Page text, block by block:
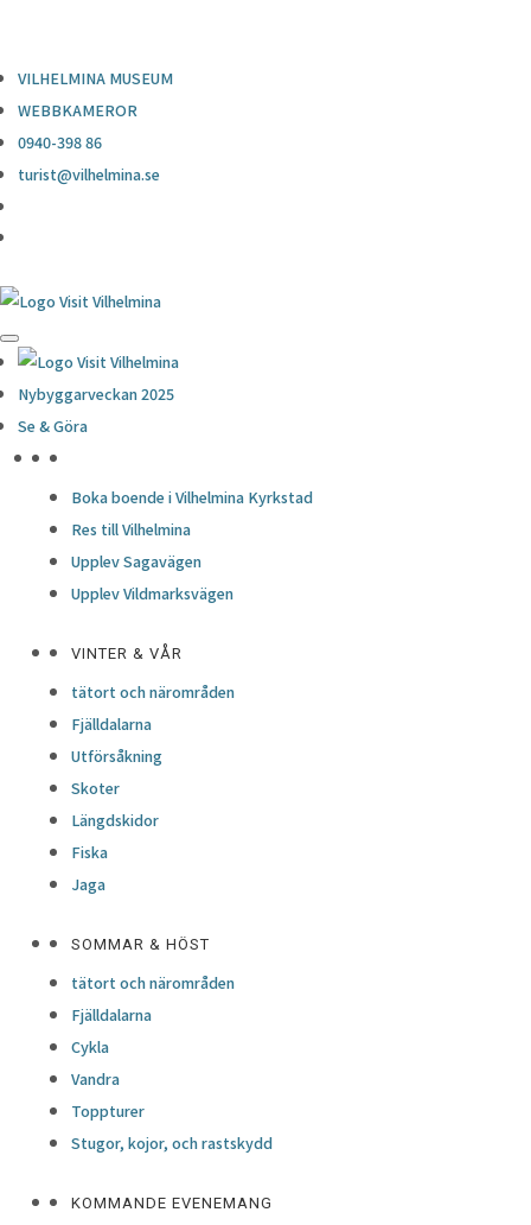
VILHELMINA MUSEUM
WEBBKAMEROR
0940-398 86
turist@vilhelmina.se
Nybyggarveckan 2025
Se & Göra
Boka boende i Vilhelmina Kyrkstad
Res till Vilhelmina
Upplev Sagavägen
Upplev Vildmarksvägen
VINTER & VÅR
tätort och närområden
Fjälldalarna
Utförsåkning
Skoter
Längdskidor
Fiska
Jaga
SOMMAR & HÖST
tätort och närområden
Fjälldalarna
Cykla
Vandra
Toppturer
Stugor, kojor, och rastskydd
KOMMANDE EVENEMANG